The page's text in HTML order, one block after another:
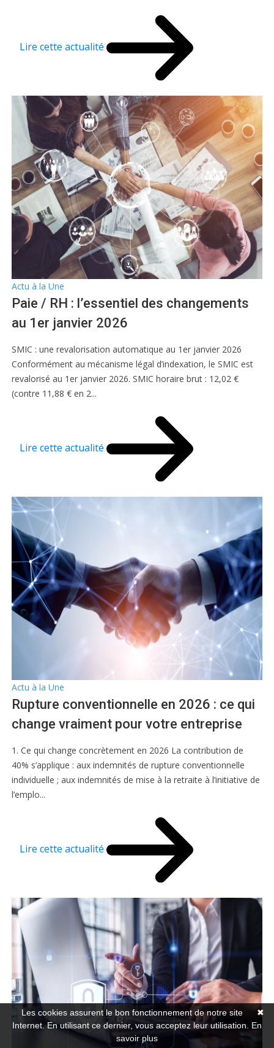
Lire cette actualité
Actu à la Une
Paie / RH : l’essentiel des changements
au 1er janvier 2026
SMIC : une revalorisation automatique au 1er janvier 2026
Conformément au mécanisme légal d’indexation, le SMIC est
revalorisé au 1er janvier 2026. SMIC horaire brut : 12,02 €
(contre 11,88 € en 2...
Lire cette actualité
Actu à la Une
Rupture conventionnelle en 2026 : ce qui
change vraiment pour votre entreprise
1. Ce qui change concrètement en 2026 La contribution de
40% s’applique : aux indemnités de rupture conventionnelle
individuelle ; aux indemnités de mise à la retraite à l’initiative de
l’emplo...
Lire cette actualité
✖
Les cookies assurent le bon fonctionnement de notre site
Internet. En utilisant ce dernier, vous acceptez leur utilisation. En
savoir plus